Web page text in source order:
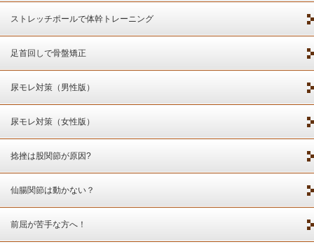
ストレッチポールで体幹トレーニング
足首回しで骨盤矯正
尿モレ対策（男性版）
尿モレ対策（女性版）
捻挫は股関節が原因?
仙腸関節は動かない？
前屈が苦手な方へ！